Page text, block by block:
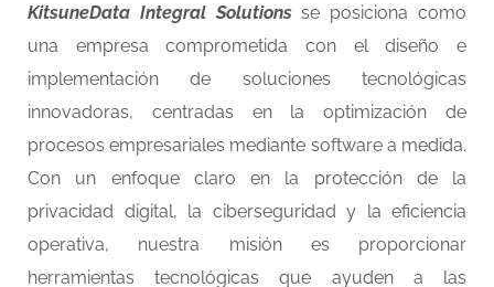
KitsuneData Integral Solutionsse posiciona como
una empresa comprometida con el diseño e
implementación de soluciones tecnológicas
innovadoras, centradas en la optimización de
procesos empresariales mediante software a medida.
Con un enfoque claro en la protección de la
privacidad digital, la ciberseguridad y la eficiencia
operativa, nuestra misión es proporcionar
herramientas tecnológicas que ayuden a las